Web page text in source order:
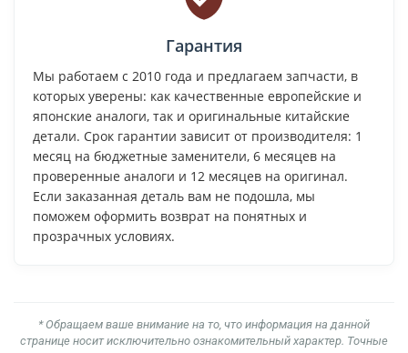
Гарантия
Мы работаем с 2010 года и предлагаем запчасти, в
которых уверены: как качественные европейские и
японские аналоги, так и оригинальные китайские
детали. Срок гарантии зависит от производителя: 1
месяц на бюджетные заменители, 6 месяцев на
проверенные аналоги и 12 месяцев на оригинал.
Если заказанная деталь вам не подошла, мы
поможем оформить возврат на понятных и
прозрачных условиях.
* Обращаем ваше внимание на то, что информация на данной
странице носит исключительно ознакомительный характер. Точные